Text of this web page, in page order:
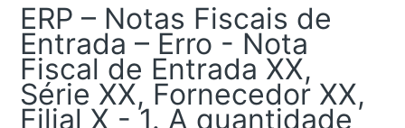
ERP – Notas Fiscais de
Entrada – Erro - Nota
Fiscal de Entrada XX,
Série XX, Fornecedor XX,
Filial X - 1. A quantidade